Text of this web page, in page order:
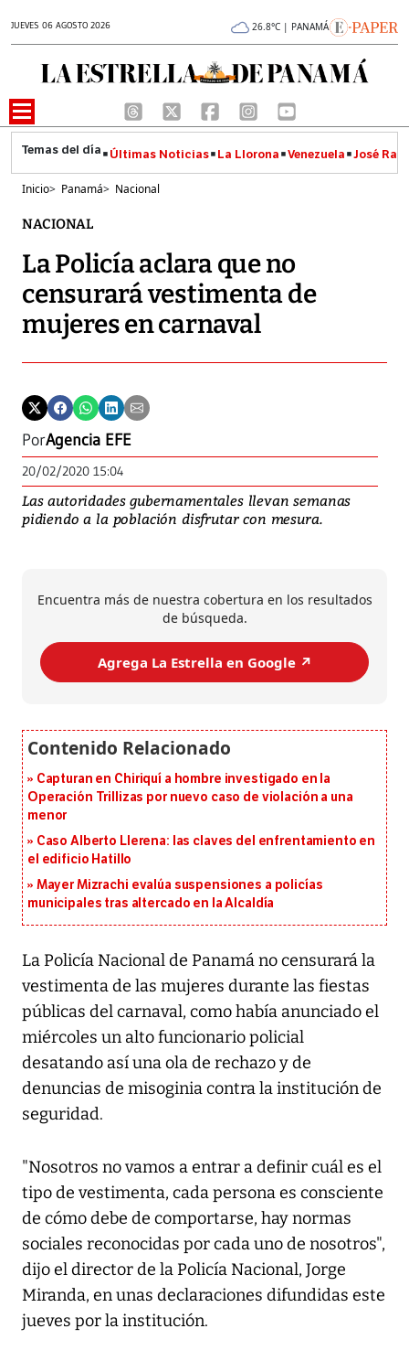
JUEVES 06 AGOSTO 2026 26.8°C | PANAMÁ
Últimas Noticias La Llorona Venezuela José
Inicio> Panamá> Nacional
NACIONAL
La Policía aclara que no
censurará vestimenta de
mujeres en carnaval
PorAgencia EFE
20/02/2020 15:04
Las autoridades gubernamentales llevan semanas
pidiendo a la población disfrutar con mesura.
Encuentra más de nuestra cobertura en los resultados
de búsqueda.
Agrega La Estrella en Google ↗️
Capturan en Chiriquí a hombre investigado en la
Operación Trillizas por nuevo caso de violación a una
menor
Caso Alberto Llerena: las claves del enfrentamiento en
el edificio Hatillo
Mayer Mizrachi evalúa suspensiones a policías
municipales tras altercado en la Alcaldía
La Policía Nacional de Panamá no censurará la
vestimenta de las mujeres durante las fiestas
públicas del carnaval, como había anunciado el
miércoles un alto funcionario policial
desatando así una ola de rechazo y de
denuncias de misoginia contra la institución de
seguridad.
"Nosotros no vamos a entrar a definir cuál es el
tipo de vestimenta, cada persona es consciente
de cómo debe de comportarse, hay normas
sociales reconocidas por cada uno de nosotros",
dijo el director de la Policía Nacional, Jorge
Miranda, en unas declaraciones difundidas este
jueves por la institución.